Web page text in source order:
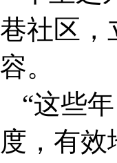
巷社区，
容。
“这些
度，有